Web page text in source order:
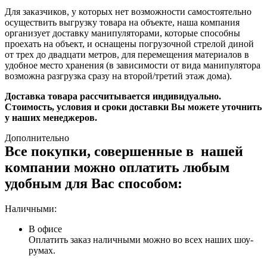
Для заказчиков, у которых нет возможности самостоятельно
осуществить выгрузку товара на объекте, наша компания
организует доставку манипуляторами, которые способны
проехать на объект, и оснащены погрузочной стрелой диной
от трех до двадцати метров, для перемещения материалов в
удобное место хранения (в зависимости от вида манипулятора
возможна разгрузка сразу на второй/третий этаж дома).
Доставка товара рассчитывается индивидуально.
Стоимость, условия и сроки доставки Вы можете уточнить
у наших менеджеров.
Дополнительно
Все покупки, совершенные в нашей
компании можно оплатить любым
удобным для Вас способом:
Наличными:
В офисе
Оплатить заказ наличными можно во всех наших шоу-
румах.